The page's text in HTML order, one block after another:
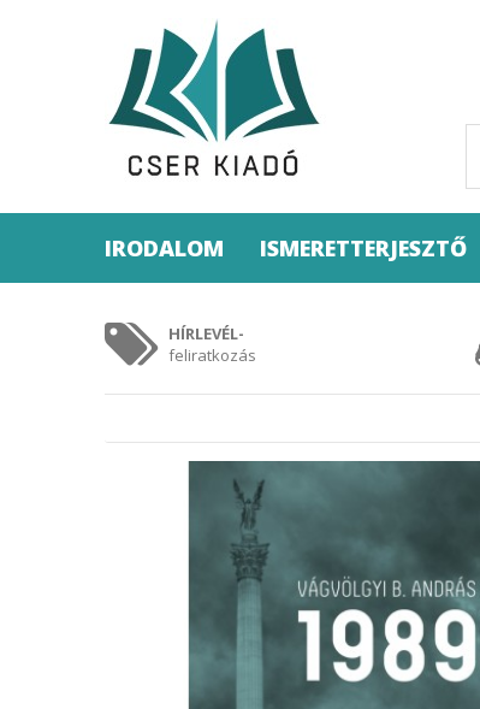
IRODALOM ISMERETTERJESZTŐ
HÍRLEVÉL-
feliratkozás